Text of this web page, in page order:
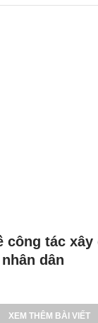
công tác
dân
XEM THÊM BÀI VIẾT